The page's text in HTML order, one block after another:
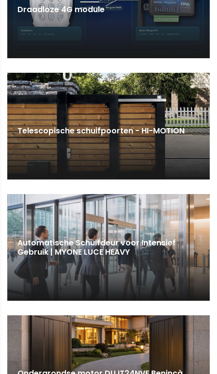
Draadloze 4G module
Telescopische schuifpoorten - HI-MOTION
Automatische Schuifdeur voor Intensief
Gebruik | MYONE LUCE HEAVY